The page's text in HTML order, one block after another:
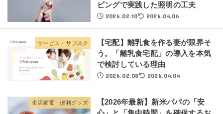
ビングで実践した照明の工夫
2026.02.10 2026.04.06
サービス・サブスク
【宅配】離乳食を作る妻が限界そ
う。「離乳食宅配」の導入を本気
で検討している理由
2026.02.08 2026.04.04
生活家電・便利グッズ
【2026年最新】新米パパの「安